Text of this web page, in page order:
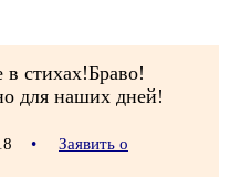
стихах!Браво!
для наших дней!
•
Заявить о